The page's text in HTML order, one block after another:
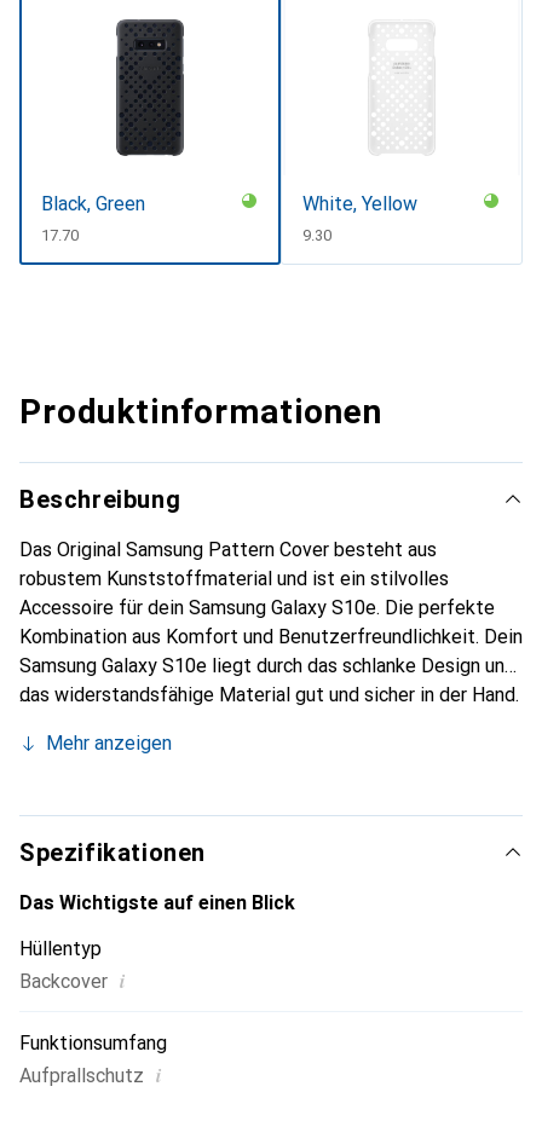
Black, Green
CHF
17.70
White, Yellow
CHF
9.30
Produktinformationen
Beschreibung
Das Original Samsung Pattern Cover besteht aus
robustem Kunststoffmaterial und ist ein stilvolles
Accessoire für dein Samsung Galaxy S10e. Die perfekte
Kombination aus Komfort und Benutzerfreundlichkeit. Dein
Samsung Galaxy S10e liegt durch das schlanke Design und
das widerstandsfähige Material gut und sicher in der Hand.
Zuverlässigkeit, sodass dein Galaxy S10e optimalen
Pattern Cover Schutzcase kommt in einem praktischen
Zweierpack, ideal für passende Kombinationen je nach
Anlass. So hast du immer die Wahl, dein Handy ganz
individuell anzupassen. Alle Anschlüsse und die Kamera auf
Schutzhülle weiterhin zur Verfügung und können genutzt
werden.
Mehr anzeigen
Spezifikationen
Das Wichtigste auf einen Blick
Hüllentyp
Backcover i
Funktionsumfang
Aufprallschutz i